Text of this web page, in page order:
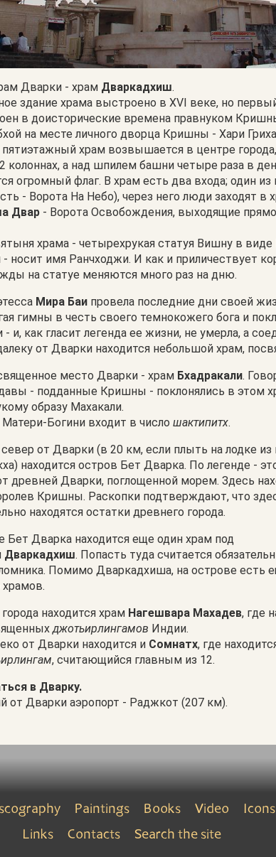
Дварки - храм Дваркадхиш.
здание храма выстроено в XVI веке, но
в доисторические времена правнуком
на месте личного дворца Кришны - Хари
храм возвышается в центре города,
колоннах, а над шпилем башни четыре раза в
огромный флаг. В храм есть два входа; один из
- Ворота На Небо), через него люди заходят в
Двар - Ворота Освобождения, выходящие
храма - четырехрукая статуя Вишну в виде
- носит имя Ранчходжи. И как и приличествует
на статуе меняются много раз на дню.
Мира Баи провела последние дни своей
гимны в честь своего темнокожего бога и
и, как гласит легенда ее жизни, не умерла, а
от Дварки находится небольшой храм,
место Дварки - храм Бхадракали.
- подданные Кришны - поклонялись в этом
образу Махакали.
Богини входит в числошактипитх.
от Дварки (в 20 км, если плыть на лодке из
находится остров Бет Дварка. По легенде -
древней Дварки, поглощенной морем. Здесь
Кришны. Раскопки подтверждают, что
находятся остатки древнего города.
Бет Дварка находится еще один храм под
Дваркадхиш. Попасть туда считается
Помимо Дваркадхиша, на острове есть
храмов.
находится храм Нагешвара Махадев, где
джотьирлингамов Индии.
от Дварки находится и Сомнатх, где
, считающийся главным из 12.
в Дварку.
от Дварки аэропорт - Раджкот (207 км).
Paintings Books Video Icons
Links
Contacts Search the site